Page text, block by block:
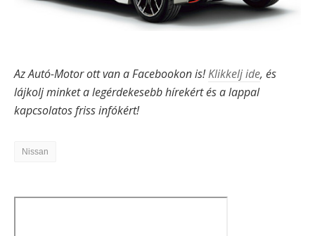
Az Autó-Motor ott van a Facebookon is!Klikkelj ide, és
lájkolj minket a legérdekesebb hírekért és a lappal
kapcsolatos friss infókért!
Nissan